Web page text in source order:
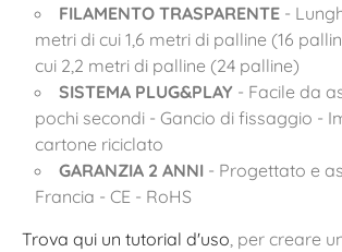
FILAMENTO TRASPARENTE -
metri di cui 1,6 metri di palline (16
cui 2,2 metri di palline (24 palline)
SISTEMA PLUG&PLAY - Facile da
pochi secondi - Gancio di fissaggio -
cartone riciclato
GARANZIA 2 ANNI - Progettato e
Francia - CE - RoHS
Trova qui un tutorial d'uso , per creare